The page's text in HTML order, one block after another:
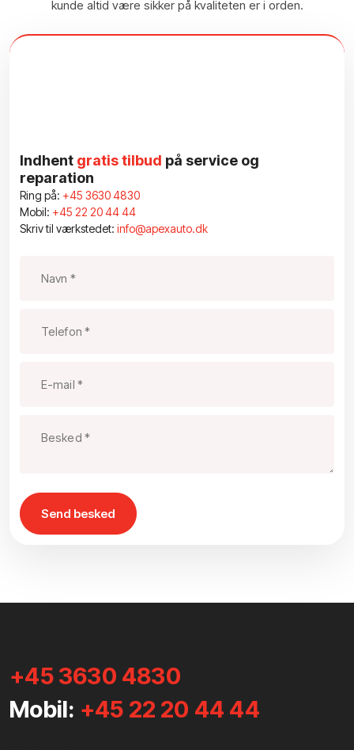
kunde altid være sikker på kvaliteten er i orden.
Indhent gratis tilbud på service og
reparation
Ring på: +45 3630 4830
Mobil: +45 22 20 44 44
Skriv til værkstedet: info@apexauto.dk
+45 3630 4830
Mobil: +45 22 20 44 44